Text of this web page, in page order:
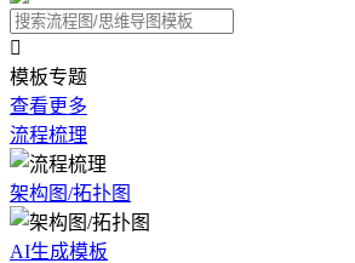

模板专题
查看更多
流程梳理
架构图/拓扑图
AI生成模板